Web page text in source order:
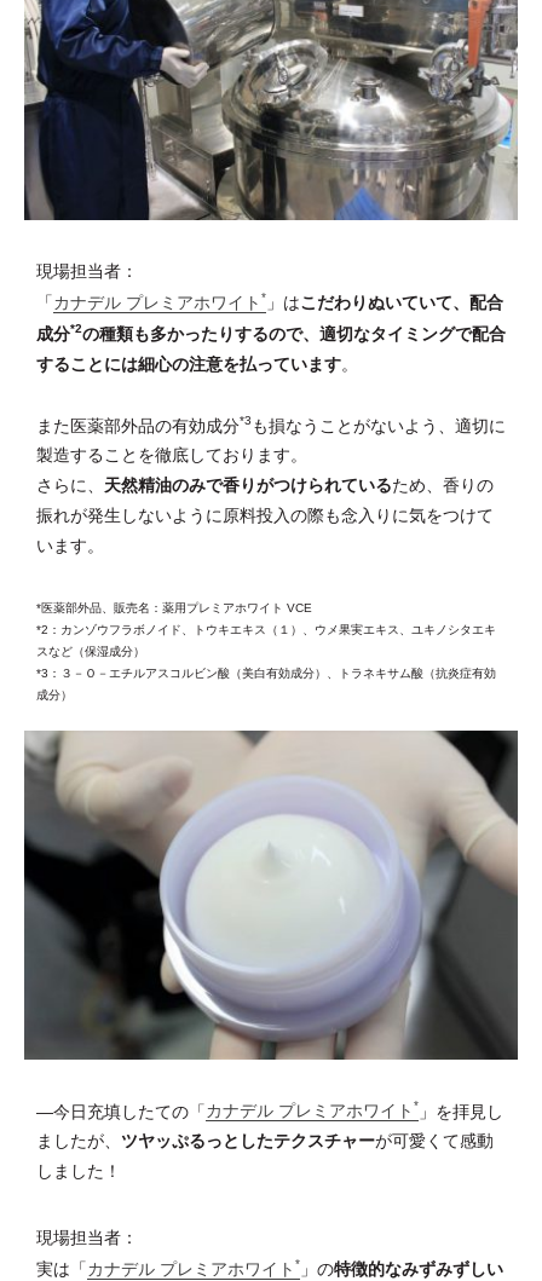
現場担当者：
「カナデル プレミアホワイト * 」はこだわりぬいていて、配合
成分*2の種類も多かったりするので、適切なタイミングで配合
することには細心の注意を払っています。
また医薬部外品の有効成分*3 も損なうことがないよう、適切に
製造することを徹底しております。
さらに、 天然精油のみで香りがつけられているため、香りの
振れが発生しないように原料投入の際も念入りに気をつけて
います。
*医薬部外品、販売名：薬用プレミアホワイト VCE
*2：カンゾウフラボノイド、トウキエキス（１）、ウメ果実エキス、ユキノシタエキ
スなど（保湿成分）
*3：３－Ｏ－エチルアスコルビン酸（美白有効成分）、トラネキサム酸（抗炎症有効
成分）
―今日充填したての「カナデル プレミアホワイト * 」を拝見し
ましたが、 ツヤッぷるっとしたテクスチャーが可愛くて感動
しました！
現場担当者：
実は「カナデル プレミアホワイト * 」の特徴的なみずみずしい